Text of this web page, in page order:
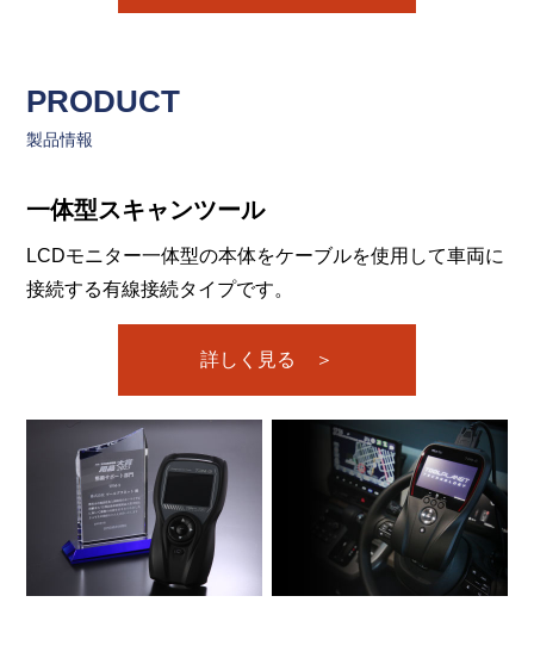
PRODUCT
製品情報
一体型スキャンツール
LCDモニター一体型の本体をケーブルを使用して車両に
接続する有線接続タイプです。
詳しく見る ＞